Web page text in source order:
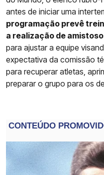
antes de iniciar uma
programação prevê
a realização de
para ajustar a equipe
expectativa da comissão
para recuperar atletas,
preparar o grupo para os